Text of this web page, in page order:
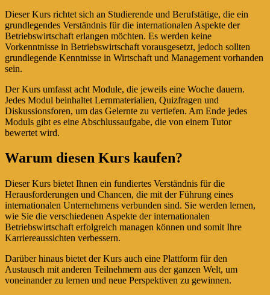
Dieser Kurs richtet sich an Studierende und Berufstätige, die ein
grundlegendes Verständnis für die internationalen Aspekte der
Betriebswirtschaft erlangen möchten. Es werden keine
Vorkenntnisse in Betriebswirtschaft vorausgesetzt, jedoch sollten
grundlegende Kenntnisse in Wirtschaft und Management vorhanden
sein.
Der Kurs umfasst acht Module, die jeweils eine Woche dauern.
Jedes Modul beinhaltet Lernmaterialien, Quizfragen und
Diskussionsforen, um das Gelernte zu vertiefen. Am Ende jedes
Moduls gibt es eine Abschlussaufgabe, die von einem Tutor
bewertet wird.
Warum diesen Kurs kaufen?
Dieser Kurs bietet Ihnen ein fundiertes Verständnis für die
Herausforderungen und Chancen, die mit der Führung eines
internationalen Unternehmens verbunden sind. Sie werden lernen,
wie Sie die verschiedenen Aspekte der internationalen
Betriebswirtschaft erfolgreich managen können und somit Ihre
Karriereaussichten verbessern.
Darüber hinaus bietet der Kurs auch eine Plattform für den
Austausch mit anderen Teilnehmern aus der ganzen Welt, um
voneinander zu lernen und neue Perspektiven zu gewinnen.